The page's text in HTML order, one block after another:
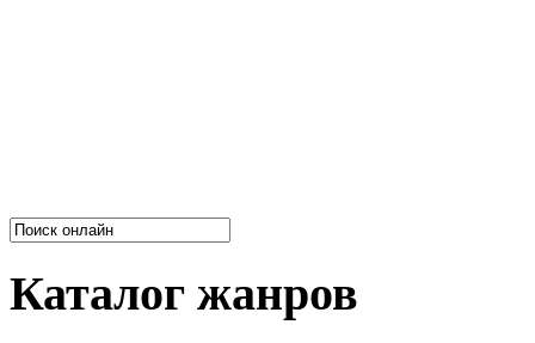
Каталог жанров